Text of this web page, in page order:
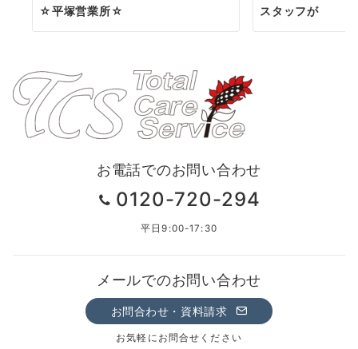
☆平塚営業所☆ スタッフが
お電話でのお問い合わせ
0120-720-294
平日9:00-17:30
メールでのお問い合わせ
お問合わせ・資料請求
お気軽にお問合せください